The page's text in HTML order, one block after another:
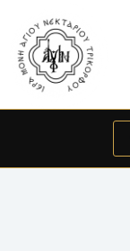
content